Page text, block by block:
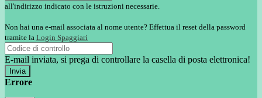
all'indirizzo indicato con le istruzioni necessarie.
Non hai una e-mail associata al nome utente? Effettua il reset della password
tramite la Login Spaggiari
E-mail inviata, si prega di controllare la casella di posta elettronica!
Errore